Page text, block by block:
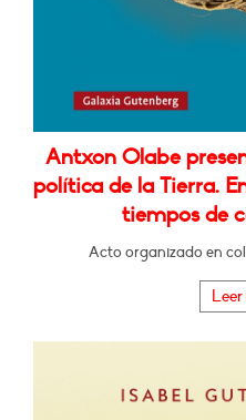
Antxon Olabe
política de la Tierra.
tiempos de
Acto organizado en
Leer